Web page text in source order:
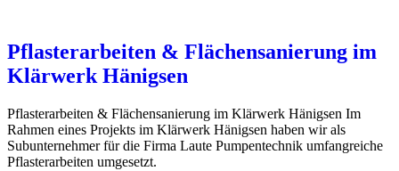
Pflasterarbeiten & Flächensanierung im
Klärwerk Hänigsen
Pflasterarbeiten & Flächensanierung im Klärwerk Hänigsen Im
Rahmen eines Projekts im Klärwerk Hänigsen haben wir als
Subunternehmer für die Firma Laute Pumpentechnik umfangreiche
Pflasterarbeiten umgesetzt.